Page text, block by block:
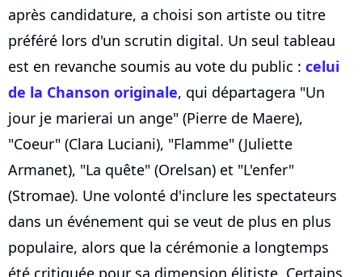
après candidature, a choisi son artiste ou titre
préféré lors d'un scrutin digital. Un seul tableau
est en revanche soumis au vote du public : celui
de la Chanson originale, qui départagera "Un
jour je marierai un ange" (Pierre de Maere),
"Coeur" (Clara Luciani), "Flamme" (Juliette
Armanet), "La quête" (Orelsan) et "L'enfer"
(Stromae). Une volonté d'inclure les spectateurs
dans un événement qui se veut de plus en plus
populaire, alors que la cérémonie a longtemps
été critiquée pour sa dimension élitiste. Certains